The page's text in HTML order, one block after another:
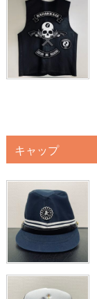
キャップ